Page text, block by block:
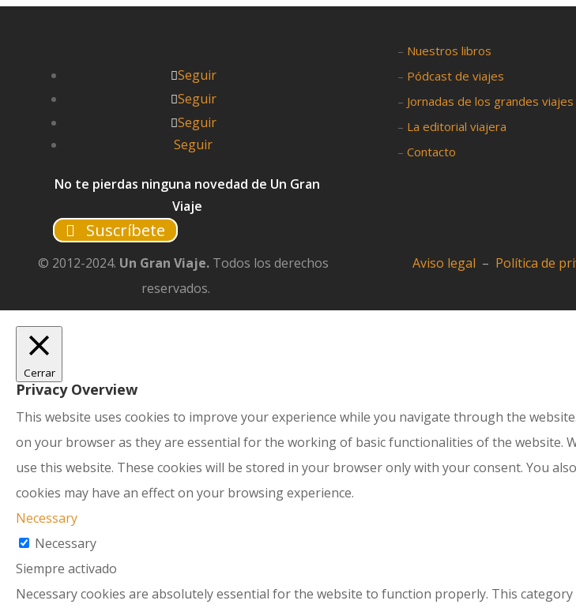
Seguir
Seguir
Seguir
Seguir
No te pierdas ninguna novedad de Un Gran
Viaje
Suscríbete
– Nuestros libros
– Pódcast de viajes
– Jornadas de los grandes viajes
– La editorial viajera
– Contacto
© 2012-2024. Un Gran Viaje. Todos los derechos
reservados.
Aviso legal – Política de
Cerrar
Privacy Overview
This website uses cookies to improve your experience while you navigate through the
on your browser as they are essential for the working of basic functionalities of the website.
use this website. These cookies will be stored in your browser only with your consent. You
cookies may have an effect on your browsing experience.
Necessary
Necessary
Siempre activado
Necessary cookies are absolutely essential for the website to function properly. This